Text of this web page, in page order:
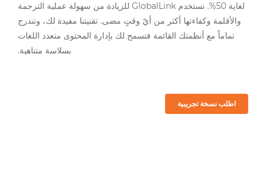
لغاية 50‏%. نستخدم ‎GlobalLink‏‏ للزيادة من سهولة عملية الترجمة
والأقلمة وكفاءتها أكثر من أيّ وقتٍ مضى. تقنيتنا مفيدة لك، وتندرج
تماماً مع أنظمتك القائمة فتسمح لك بإدارة المحتوى متعدد اللغات
بسلاسة متناهية.
اطلب نسخة تجريبية